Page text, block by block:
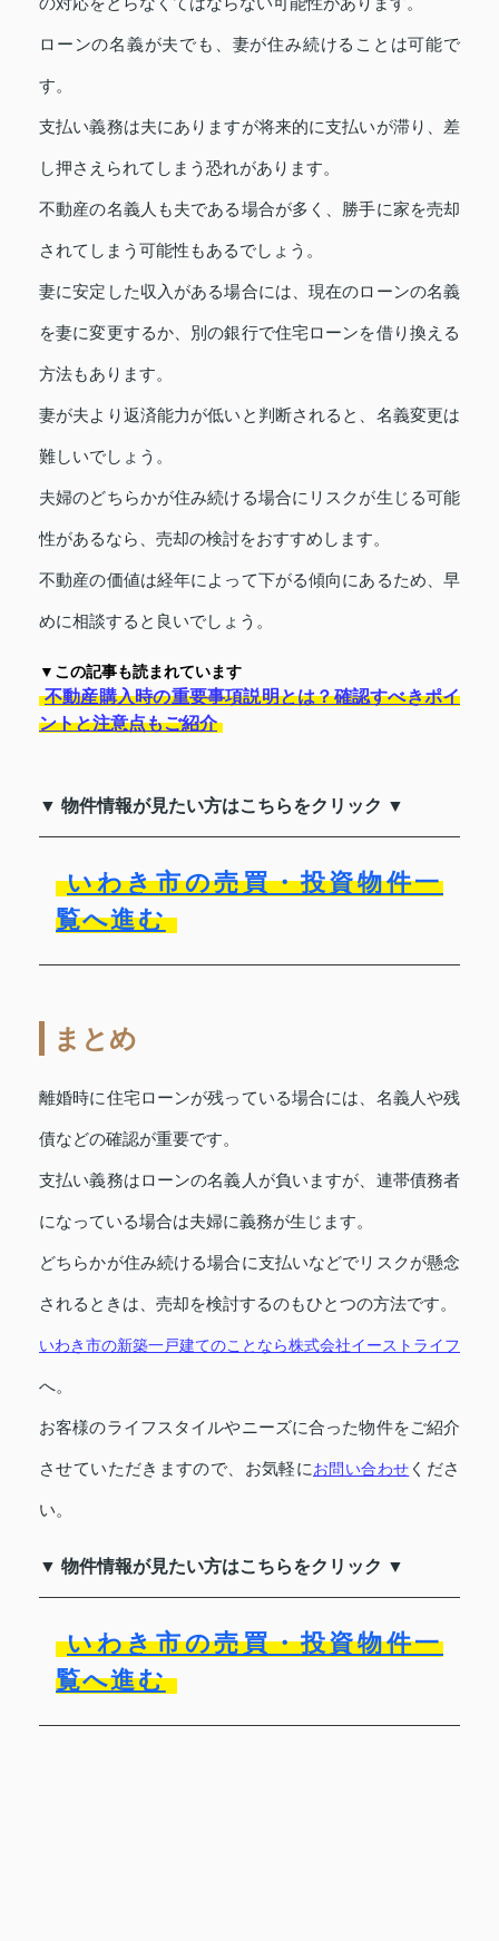
ローンの名義が夫でも、妻が住み続けることは可能で
す。
支払い義務は夫にありますが将来的に支払いが滞り、差
し押さえられてしまう恐れがあります。
不動産の名義人も夫である場合が多く、勝手に家を売却
されてしまう可能性もあるでしょう。
妻に安定した収入がある場合には、現在のローンの名義
を妻に変更するか、別の銀行で住宅ローンを借り換える
方法もあります。
妻が夫より返済能力が低いと判断されると、名義変更は
難しいでしょう。
夫婦のどちらかが住み続ける場合にリスクが生じる可能
性があるなら、売却の検討をおすすめします。
不動産の価値は経年によって下がる傾向にあるため、早
めに相談すると良いでしょう。
▼この記事も読まれています
不動産購入時の重要事項説明とは？確認すべきポイ
ントと注意点もご紹介
▼ 物件情報が見たい方はこちらをクリック ▼
いわき市の売買・投資物件一
覧へ進む
まとめ
離婚時に住宅ローンが残っている場合には、名義人や残
債などの確認が重要です。
支払い義務はローンの名義人が負いますが、連帯債務者
になっている場合は夫婦に義務が生じます。
どちらかが住み続ける場合に支払いなどでリスクが懸念
されるときは、売却を検討するのもひとつの方法です。
いわき市の新築一戸建てのことなら株式会社イーストライフ
へ。
お客様のライフスタイルやニーズに合った物件をご紹介
させていただきますので、お気軽にお問い合わせ くださ
い。
▼ 物件情報が見たい方はこちらをクリック ▼
いわき市の売買・投資物件一
覧へ進む